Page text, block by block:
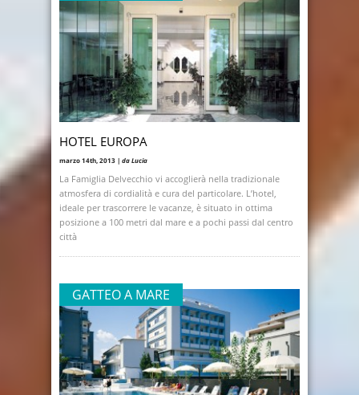
HOTEL EUROPA
marzo 14th, 2013 | da Lucia
La Famiglia Delvecchio vi accoglierà nella tradizionale
atmosfera di cordialità e cura del particolare. L’hotel,
ideale per trascorrere le vacanze, è situato in ottima
posizione a 100 metri dal mare e a pochi passi dal centro
città
GATTEO A MARE